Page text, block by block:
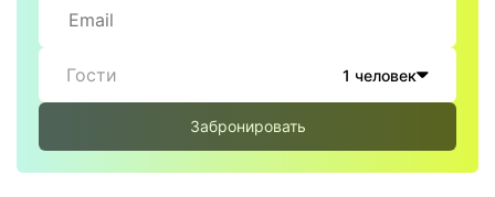
Гости 1 человек
Забронировать